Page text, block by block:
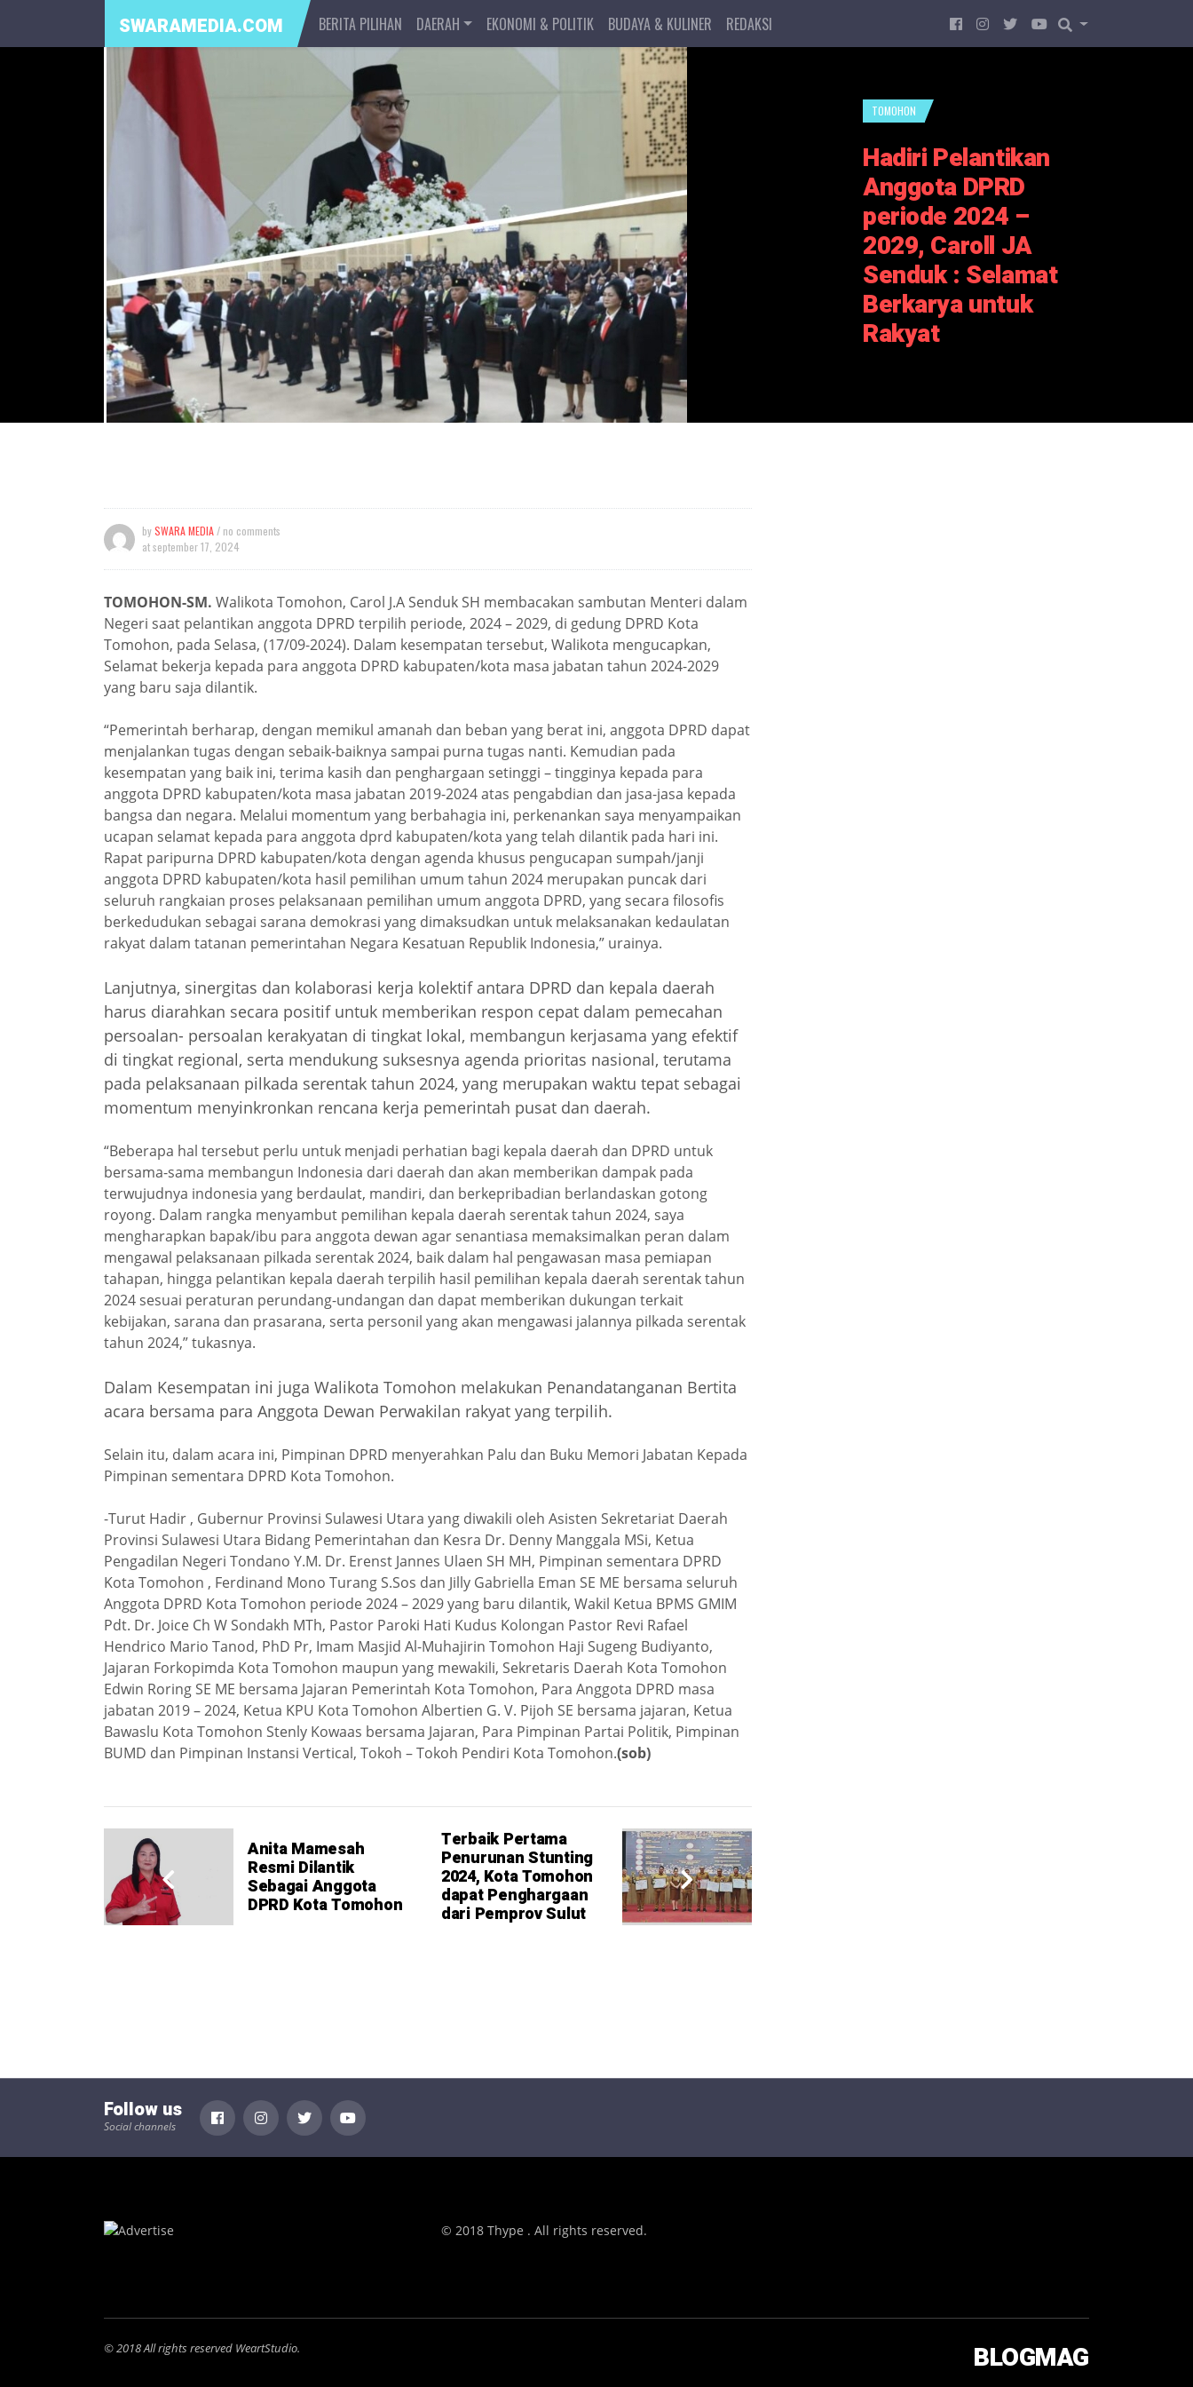
SWARAMEDIA.COM BERITA PILIHAN DAERAH EKONOMI & POLITIK BUDAYA & KULINER REDAKSI
TOMOHON
Hadiri Pelantikan
Anggota DPRD
periode 2024 –
2029, Caroll JA
Senduk : Selamat
Berkarya untuk
Rakyat
bySWARA MEDIA / no comments
atseptember 17, 2024
TOMOHON-SM. Walikota Tomohon, Carol J.A Senduk SH membacakan sambutan Menteri dalam
Negeri saat pelantikan anggota DPRD terpilih periode, 2024 – 2029, di gedung DPRD Kota
Tomohon, pada Selasa, (17/09-2024). Dalam kesempatan tersebut, Walikota mengucapkan,
Selamat bekerja kepada para anggota DPRD kabupaten/kota masa jabatan tahun 2024-2029
yang baru saja dilantik.
“Pemerintah berharap, dengan memikul amanah dan beban yang berat ini, anggota DPRD dapat
menjalankan tugas dengan sebaik-baiknya sampai purna tugas nanti. Kemudian pada
kesempatan yang baik ini, terima kasih dan penghargaan setinggi – tingginya kepada para
anggota DPRD kabupaten/kota masa jabatan 2019-2024 atas pengabdian dan jasa-jasa kepada
bangsa dan negara. Melalui momentum yang berbahagia ini, perkenankan saya menyampaikan
ucapan selamat kepada para anggota dprd kabupaten/kota yang telah dilantik pada hari ini.
Rapat paripurna DPRD kabupaten/kota dengan agenda khusus pengucapan sumpah/janji
anggota DPRD kabupaten/kota hasil pemilihan umum tahun 2024 merupakan puncak dari
seluruh rangkaian proses pelaksanaan pemilihan umum anggota DPRD, yang secara filosofis
berkedudukan sebagai sarana demokrasi yang dimaksudkan untuk melaksanakan kedaulatan
rakyat dalam tatanan pemerintahan Negara Kesatuan Republik Indonesia,” urainya.
Lanjutnya, sinergitas dan kolaborasi kerja kolektif antara DPRD dan kepala daerah
harus diarahkan secara positif untuk memberikan respon cepat dalam pemecahan
persoalan- persoalan kerakyatan di tingkat lokal, membangun kerjasama yang efektif
di tingkat regional, serta mendukung suksesnya agenda prioritas nasional, terutama
pada pelaksanaan pilkada serentak tahun 2024, yang merupakan waktu tepat sebagai
momentum menyinkronkan rencana kerja pemerintah pusat dan daerah.
“Beberapa hal tersebut perlu untuk menjadi perhatian bagi kepala daerah dan DPRD untuk
bersama-sama membangun Indonesia dari daerah dan akan memberikan dampak pada
terwujudnya indonesia yang berdaulat, mandiri, dan berkepribadian berlandaskan gotong
royong. Dalam rangka menyambut pemilihan kepala daerah serentak tahun 2024, saya
mengharapkan bapak/ibu para anggota dewan agar senantiasa memaksimalkan peran dalam
mengawal pelaksanaan pilkada serentak 2024, baik dalam hal pengawasan masa pemiapan
tahapan, hingga pelantikan kepala daerah terpilih hasil pemilihan kepala daerah serentak tahun
2024 sesuai peraturan perundang-undangan dan dapat memberikan dukungan terkait
kebijakan, sarana dan prasarana, serta personil yang akan mengawasi jalannya pilkada serentak
tahun 2024,” tukasnya.
Dalam Kesempatan ini juga Walikota Tomohon melakukan Penandatanganan Bertita
acara bersama para Anggota Dewan Perwakilan rakyat yang terpilih.
Selain itu, dalam acara ini, Pimpinan DPRD menyerahkan Palu dan Buku Memori Jabatan Kepada
Pimpinan sementara DPRD Kota Tomohon.
-Turut Hadir , Gubernur Provinsi Sulawesi Utara yang diwakili oleh Asisten Sekretariat Daerah
Provinsi Sulawesi Utara Bidang Pemerintahan dan Kesra Dr. Denny Manggala MSi, Ketua
Pengadilan Negeri Tondano Y.M. Dr. Erenst Jannes Ulaen SH MH, Pimpinan sementara DPRD
Kota Tomohon , Ferdinand Mono Turang S.Sos dan Jilly Gabriella Eman SE ME bersama seluruh
Anggota DPRD Kota Tomohon periode 2024 – 2029 yang baru dilantik, Wakil Ketua BPMS GMIM
Pdt. Dr. Joice Ch W Sondakh MTh, Pastor Paroki Hati Kudus Kolongan Pastor Revi Rafael
Hendrico Mario Tanod, PhD Pr, Imam Masjid Al-Muhajirin Tomohon Haji Sugeng Budiyanto,
Jajaran Forkopimda Kota Tomohon maupun yang mewakili, Sekretaris Daerah Kota Tomohon
Edwin Roring SE ME bersama Jajaran Pemerintah Kota Tomohon, Para Anggota DPRD masa
jabatan 2019 – 2024, Ketua KPU Kota Tomohon Albertien G. V. Pijoh SE bersama jajaran, Ketua
Bawaslu Kota Tomohon Stenly Kowaas bersama Jajaran, Para Pimpinan Partai Politik, Pimpinan
BUMD dan Pimpinan Instansi Vertical, Tokoh – Tokoh Pendiri Kota Tomohon.(sob)
Anita Mamesah
Resmi Dilantik
Sebagai Anggota
DPRD Kota Tomohon
Terbaik Pertama
Penurunan Stunting
2024, Kota Tomohon
dapat Penghargaan
dari Pemprov Sulut
Follow us
Social channels
© 2018 Thype . All rights reserved.
© 2018 All rights reserved WeartStudio. BLOGMAG